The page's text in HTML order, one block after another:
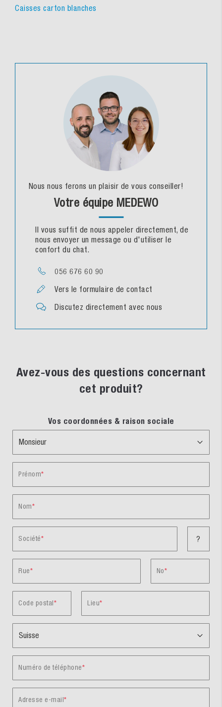
Caisses carton blanches
Nous nous ferons un plaisir de vous conseiller!
Votre équipe MEDEWO
Il vous suffit de nous appeler directement, de
nous envoyer un message ou d'utiliser le
confort du chat.
056 676 60 90
Vers le formulaire de contact
Discutez directement avec nous
Avez-vous des questions concernant
cet produit?
Vos coordonnées & raison sociale
Prénom
Nom
Société ?
Rue No
Code postal Lieu
Numéro de téléphone
Adresse e-mail